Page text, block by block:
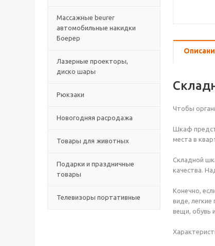
Массажные beurer
автомобильные накидки
Боерер
Лазерные проекторы,
диско шары
Рюкзаки
Новогодняя расродажа
Товары для животных
Подарки и праздничные
товары
Телевизоры портативные
Чтобы
Шкаф
места в
Складной
качества.
Конечно,
виде,
вещи, обувь